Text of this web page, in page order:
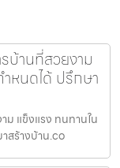
บ้านที่สวยงาม
หนดได้ ปรึกษา
ม แข็งแรง ทนทานใน
สร้างบ้าน.co